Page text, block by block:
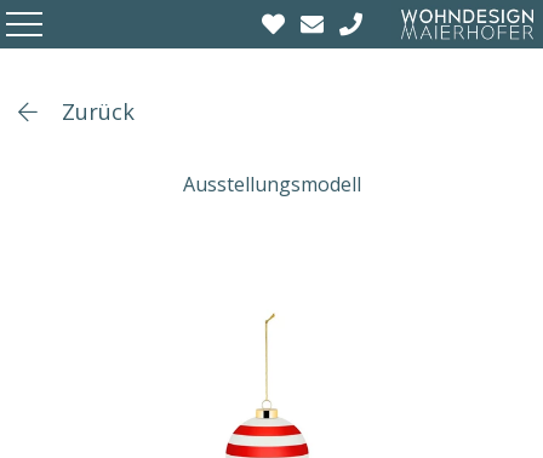
Zurück
Ausstellungsmodell